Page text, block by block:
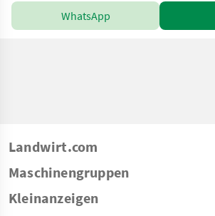
WhatsApp
Landwirt.com
Maschinengruppen
Kleinanzeigen